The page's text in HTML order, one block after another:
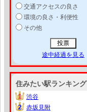
交通アクセスの良さ
環境の良さ・利便性
その他
途中経過を見る
住みたい駅ランキング
1
1
渋谷
2
2
赤坂見附